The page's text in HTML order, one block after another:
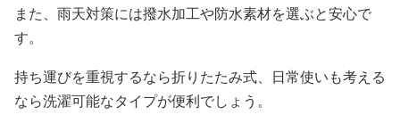
また、雨天対策には撥水加工や防水素材を選ぶと安心で
す。
持ち運びを重視するなら折りたたみ式、日常使いも考える
なら洗濯可能なタイプが便利でしょう。